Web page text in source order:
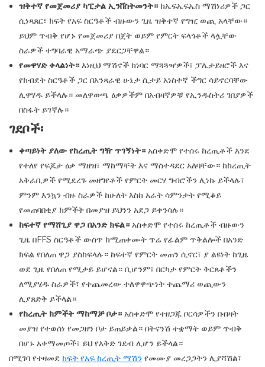
ዝቅተኛ የመጀመሪያ ካፒታል ኢንቨስትመንት።ከኤፍኤፍኤስ ማሽነሪዎች ጋር
ሲነጻጸር፣ ክፍት የአፍ ስርዓቶች ብዙውን ጊዜ ዝቅተኛ የግዢ ወጪ አላቸው።
ይህም ጥብቅ የሆኑ የመጀመሪያ በጀት ወይም የምርት ፍላጎቶች ላሏቸው
ስራዎች ተግባራዊ አማራጭ ያደርጋቸዋል።
የመዋሃድ ቀላልነት።እነዚህ ማሽኖች ከነባር ማጓጓዣዎች፣ ፓሌታይዘሮች እና
የክብደት ስርዓቶች ጋር በአንጻራዊ ሁኔታ ሲታይ አነስተኛ ችግር ሳይኖርባቸው
ሊዋሃዱ ይችላሉ። መለዋወጫ ዕቃዎችም በአብዛኛዎቹ የኢንዱስትሪ ገበያዎች
በስፋት ይገኛሉ።
ገደቦች፡
ቀጣይነት ያለው የከረጢት ግዥ ጥገኝነት።አስቀድሞ የተሰሩ ከረጢቶች እንደ
የተለየ የፍጆታ ዕቃ ማዘዝ፣ ማከማቸት እና ማስተዳደር አለባቸው። ከከረጢት
አቅራቢዎች የሚደረጉ መዘግየቶች የምርት መርሃ ግብሮችን ሊነኩ ይችላሉ፣
ምንም እንኳን ብዙ ስራዎች ከሁለት እስከ አራት ሳምንታት የሚቆይ
የመጠባበቂያ ክምችት በመያዝ ይህንን አደጋ ይቀንሳሉ።
ከፍተኛ የማሸጊያ ዋጋ በአንድ ክፍል።አስቀድሞ የተሰሩ ከረጢቶች ብዙውን
ጊዜ በFFS ስርዓቶች ውስጥ ከሚጠቀሙት ጥሬ የፊልም ጥቅልሎች በአንድ
ክፍል የበለጠ ዋጋ ያስከፍላሉ። ከፍተኛ የምርት መጠን ሲኖር፣ ያ ልዩነት ከጊዜ
ወደ ጊዜ የበለጠ የሚታይ ይሆናል። ቢሆንም፣ በርካታ የምርት ቅርጸቶችን
ለሚያሄዱ ስራዎች፣ የተጨመረው ተለዋዋጭነት ተጨማሪ ወጪውን
ሊያጸድቅ ይችላል።
የከረጢት ክምችት ማከማቻ ቦታ።አስቀድሞ የተዘጋጁ ቦርሳዎችን በብዛት
መያዝ የተወሰነ የመጋዘን ቦታ ይጠይቃል። በትናንሽ ተቋማት ወይም ጥብቅ
በሆኑ አቀማመጦች፣ ይህ የእቅድ ገደብ ሊሆን ይችላል።
በሚገባ የተዛመደ ክፍት የአፍ ከረጢት ማሽን የመሙያ መረጋጋትን ሊያሻሽል፣